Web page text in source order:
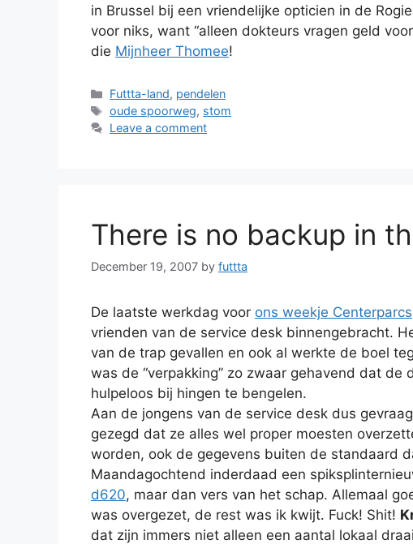
in Brussel bij een vriendelijke opticien in de
voor niks, want “alleen dokteurs vragen geld
die Mijnheer Thomee!
Categories
Futtta-land, pendelen
Tags
oude spoorweg, stom
Leave a comment
There is no backup in
December 19, 2007 by futtta
De laatste werkdag voor ons weekje Centerparcs
vrienden van de service desk binnengebracht.
van de trap gevallen en ook al werkte de boel
was de “verpakking” zo zwaar gehavend dat
hulpeloos bij hingen te bengelen.
Aan de jongens van de service desk dus
gezegd dat ze alles wel proper moesten
worden, ook de gegevens buiten de standaard
Maandagochtend inderdaad een
d620, maar dan vers van het schap. Allemaal
was overgezet, de rest was ik kwijt. Fuck! Shit!
dat zijn immers niet alleen een aantal lokaal